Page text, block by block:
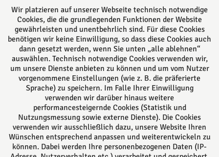
Ansässig in Lemgo beraten wir Sie kompetent in
vielen Rechtsgebieten sowohl durch unsere
Rechtsanwältinnen und Rechtsanwälte, als auch
durch unsere 5 Notarinnen und Notare. Alle können
auf langjährige Erfahrung zurückgreifen und Sie
daher bestmöglich beraten.
Folgen Sie uns auf
Wir platzieren auf unserer Webseite technisch notwendige
Cookies, die die grundlegenden Funktionen der Website
gewährleisten und unentbehrlich sind. Für diese Cookies
benötigen wir keine Einwilligung, so dass diese Cookies auch
dann gesetzt werden, wenn Sie unten „alle ablehnen“
auswählen. Technisch notwendige Cookies verwenden wir,
um unsere Dienste anbieten zu können und um vom Nutzer
vorgenommene Einstellungen (wie z. B. die präferierte
Sprache) zu speichern. Im Falle Ihrer Einwilligung
verwenden wir darüber hinaus weitere
performancesteigernde Cookies (Statistik und
Nutzungsmessung sowie externe Dienste). Die Cookies
verwenden wir ausschließlich dazu, unsere Website Ihren
Wünschen entsprechend anpassen und weiterentwickeln zu
können. Dabei werden Ihre personenbezogenen Daten (IP-